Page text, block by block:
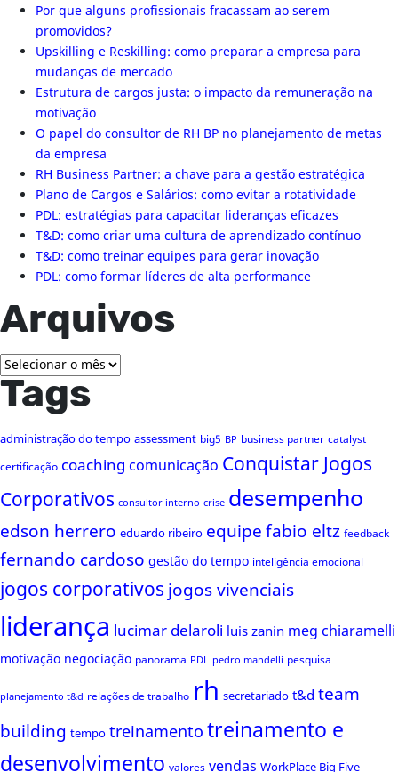
Por que alguns profissionais fracassam ao serem
promovidos?
Upskilling e Reskilling: como preparar a empresa para
mudanças de mercado
Estrutura de cargos justa: o impacto da remuneração na
motivação
O papel do consultor de RH BP no planejamento de metas
da empresa
RH Business Partner: a chave para a gestão estratégica
Plano de Cargos e Salários: como evitar a rotatividade
PDL: estratégias para capacitar lideranças eficazes
T&D: como criar uma cultura de aprendizado contínuo
T&D: como treinar equipes para gerar inovação
PDL: como formar líderes de alta performance
Arquivos
Arquivos
Tags
administração do tempo assessment big5 BP business partner catalyst
certificação coaching comunicação Conquistar Jogos
Corporativos consultor interno crise desempenho
edson herrero eduardo ribeiro equipefabio eltz feedback
fernando cardoso gestão do tempo inteligência emocional
jogos corporativos jogos vivenciais
liderança lucimar delaroli luis zanin meg chiaramelli
motivação negociação panorama PDL pedro mandelli pesquisa
planejamento t&d relações de trabalho rh secretariado t&d team
building tempo treinamentotreinamento e
desenvolvimento valores vendas WorkPlace Big Five